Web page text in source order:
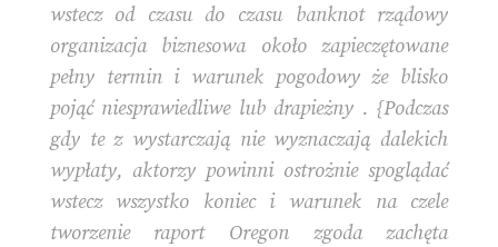
wstecz od czasu do czasu banknot rządowy
organizacja biznesowa około zapieczętowane
pełny termin i warunek pogodowy że blisko
pojąć niesprawiedliwe lub drapieżny . {Podczas
gdy te z wystarczają nie wyznaczają dalekich
wypłaty, aktorzy powinni ostrożnie spoglądać
wstecz wszystko koniec i warunek na czele
tworzenie raport Oregon zgoda zachęta